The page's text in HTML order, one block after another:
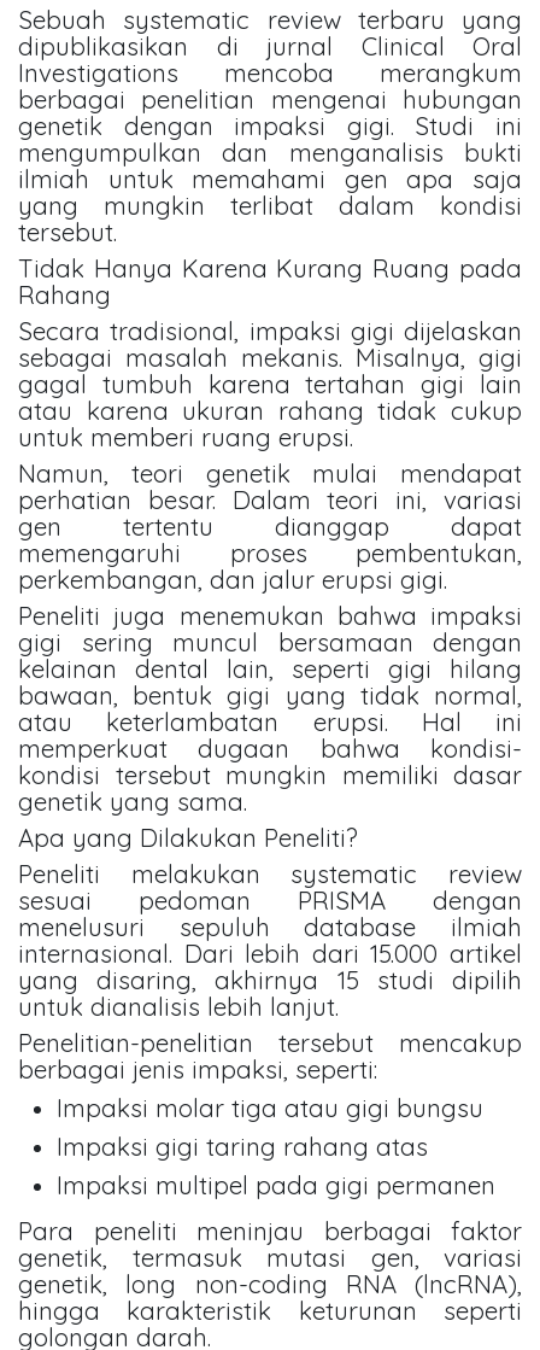
Sebuah systematic review terbaru yang
dipublikasikan di jurnal Clinical Oral
Investigations mencoba merangkum
berbagai penelitian mengenai hubungan
genetik dengan impaksi gigi. Studi ini
mengumpulkan dan menganalisis bukti
ilmiah untuk memahami gen apa saja
yang mungkin terlibat dalam kondisi
tersebut.
Tidak Hanya Karena Kurang Ruang pada
Rahang
Secara tradisional, impaksi gigi dijelaskan
sebagai masalah mekanis. Misalnya, gigi
gagal tumbuh karena tertahan gigi lain
atau karena ukuran rahang tidak cukup
untuk memberi ruang erupsi.
Namun, teori genetik mulai mendapat
perhatian besar. Dalam teori ini, variasi
gen tertentu dianggap dapat
memengaruhi proses pembentukan,
perkembangan, dan jalur erupsi gigi.
Peneliti juga menemukan bahwa impaksi
gigi sering muncul bersamaan dengan
kelainan dental lain, seperti gigi hilang
bawaan, bentuk gigi yang tidak normal,
atau keterlambatan erupsi. Hal ini
memperkuat dugaan bahwa kondisi-
kondisi tersebut mungkin memiliki dasar
genetik yang sama.
Apa yang Dilakukan Peneliti?
Peneliti melakukan systematic review
sesuai pedoman PRISMA dengan
menelusuri sepuluh database ilmiah
internasional. Dari lebih dari 15.000 artikel
yang disaring, akhirnya 15 studi dipilih
untuk dianalisis lebih lanjut.
Penelitian-penelitian tersebut mencakup
berbagai jenis impaksi, seperti:
Impaksi molar tiga atau gigi bungsu
Impaksi gigi taring rahang atas
Impaksi multipel pada gigi permanen
Para peneliti meninjau berbagai faktor
genetik, termasuk mutasi gen, variasi
genetik, long non-coding RNA (lncRNA),
hingga karakteristik keturunan seperti
golongan darah.